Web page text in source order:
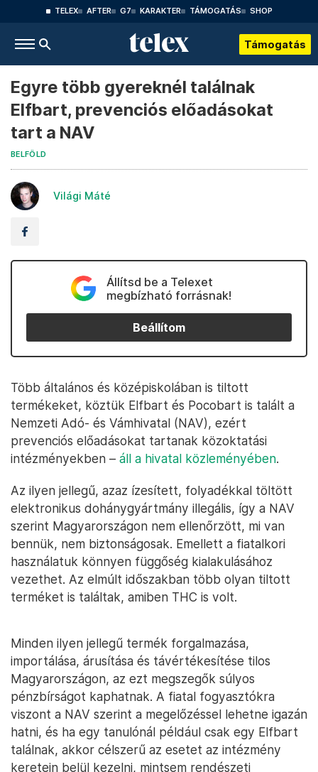
TELEX AFTER G7 KARAKTER TÁMOGATÁS SHOP
Támogatás
Egyre több gyereknél találnak
Elfbart, prevenciós előadásokat
tart a NAV
BELFÖLD
Világi Máté
Állítsd be a Telexet
megbízható forrásnak!
Beállítom
Több általános és középiskolában is tiltott
termékeket, köztük Elfbart és Pocobart is talált a
Nemzeti Adó- és Vámhivatal (NAV), ezért
prevenciós előadásokat tartanak közoktatási
intézményekben – áll a hivatal közleményében.
Az ilyen jellegű, azaz ízesített, folyadékkal töltött
elektronikus dohánygyártmány illegális, így a NAV
szerint Magyarországon nem ellenőrzött, mi van
bennük, nem biztonságosak. Emellett a fiatalkori
használatuk könnyen függőség kialakulásához
vezethet. Az elmúlt időszakban több olyan tiltott
terméket is találtak, amiben THC is volt.
Minden ilyen jellegű termék forgalmazása,
importálása, árusítása és távértékesítése tilos
Magyarországon, az ezt megszegők súlyos
pénzbírságot kaphatnak. A fiatal fogyasztókra
viszont a NAV szerint a megelőzéssel lehetne igazán
hatni, és ha egy tanulónál például csak egy Elfbart
találnak, akkor célszerű az esetet az intézmény
keretein belül kezelni, mintsem rendészeti